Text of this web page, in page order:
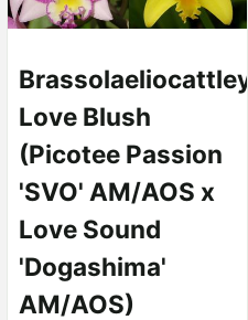
Love Blush
(Picotee Passion
'SVO' AM/AOS x
Love Sound
'Dogashima'
AM/AOS)